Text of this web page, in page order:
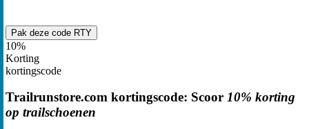
Pak deze code RTY
10%
Korting
kortingscode
Trailrunstore.com kortingscode: Scoor 10% korting
op trailschoenen